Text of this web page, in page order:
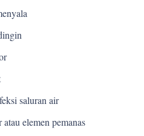
saluran air
elemen pemanas